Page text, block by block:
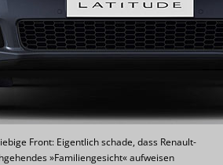
Front: Eigentlich schade, dass Renault-
»Familiengesicht« aufweisen